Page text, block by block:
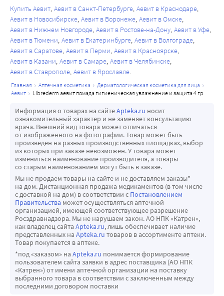
Купить Аевит Аевит в Санкт-Петербурге Аевит в Краснодаре
Аевит в Новосибирске Аевит в Воронеже Аевит в Омске
Аевит в Нижнем Новгороде Аевит в Ростове-на-Дону Аевит в Уфе
Аевит в Тюмени Аевит в Екатеринбурге Аевит в Волгограде
Аевит в Саратове Аевит в Перми Аевит в Красноярске
Аевит в Казани Аевит в Самаре Аевит в Челябинске
Аевит в Ставрополе Аевит в Ярославле
главная аптечная косметика
дерматологическая косметика для лица
аевит
librederm аевит помада гигиеническая увлажнение и защита 4 гр
Информация о товарах на сайтеApteka.ru носит
ознакомительный характер и не заменяет консультацию
врача. Внешний вид товара может отличаться
от изображённого на фотографии. Товар может быть
произведен на разных производственных площадках, выбор
из которых при заказе невозможен. У товара может
измениться наименование производителя, а товары
со старым наименованием могут быть в заказе.
Мы не продаем товары на сайте и не доставляем заказы*
на дом. Дистанционная продажа медикаментов (в том числе
с доставкой на дом) в соответствии с Постановлением
Правительства может осуществляться аптечной
организацией, имеющей соответствующее разрешение
Росздравнадзора. Мы не нарушаем закон. АО НПК «Катрен»,
как владелец сайта Apteka.ru, лишь обеспечивает наличие
представленных на Apteka.ru товаров в ассортименте аптеки.
Товар покупается в аптеке.
*под «заказом» на Apteka.ru понимается формирование
пользователем сайта заявки в адрес поставщика (АО НПК
«Катрен») от имени аптечной организации на поставку
выбранного товара в соответствии с заключенным между
последними договором поставки